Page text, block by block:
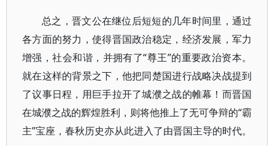
总之，晋文公在继位后短短的几年时间里，通过
各方面的努力，使得晋国政治稳定，经济发展，军力
增强，社会和谐，并拥有了“尊王”的重要政治资本。
就在这样的背景之下，他把同楚国进行战略决战提到
了议事日程，用巨手拉开了城濮之战的帷幕！而晋国
在城濮之战的辉煌胜利，则将他推上了无可争辩的“霸
主”宝座，春秋历史亦从此进入了由晋国主导的时代。